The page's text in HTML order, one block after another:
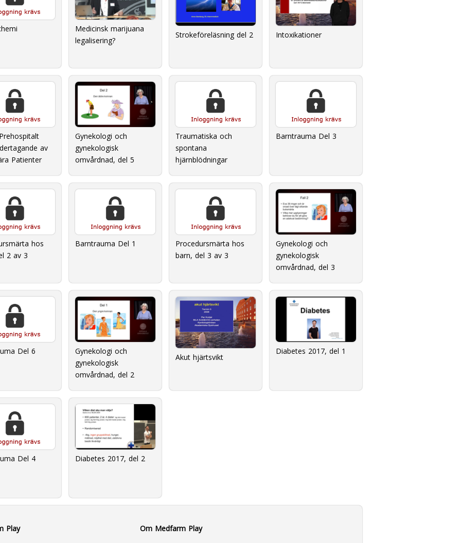
Medicinsk marijuana 
legalisering?
Strokeföreläsning del 2 Intoxikationer
av
Patienter
Gynekologi och
gynekologisk
omvårdnad, del 5
Traumatiska och
spontana
hjärnblödningar
Barntrauma Del 3
hos
2 av 3
Barntrauma Del 1
Procedursmärta hos
barn, del 3 av 3
Gynekologi och
gynekologisk
omvårdnad, del 3
Del 6
Gynekologi och
gynekologisk
omvårdnad, del 2
Akut hjärtsvikt
Diabetes 2017, del 1
Del 4 Diabetes 2017, del 2
Play
Om Medfarm Play